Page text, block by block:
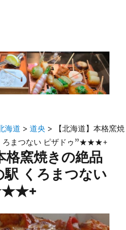
海道 > 道央 >
【北海道】本格窯焼
ろまつない ピザドゥ”★★★+
格窯焼きの絶品
駅 くろまつない